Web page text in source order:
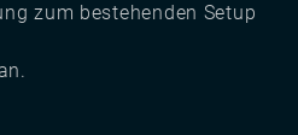
zum bestehenden Setup